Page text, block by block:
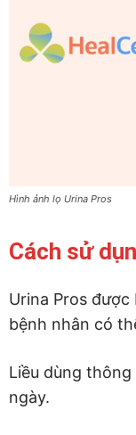
Hình ảnh lọ Urina Pros
Cách sử
Urina Pros
bệnh nhân có
Liều dùng
ngày.